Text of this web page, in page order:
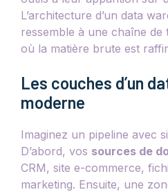
L’architecture d’un data
ressemble à une chaîne de
où la matière brute est
Les couches d’un
moderne
Imaginez un pipeline avec
D’abord, vos sources de
CRM, site e-commerce,
marketing. Ensuite, une